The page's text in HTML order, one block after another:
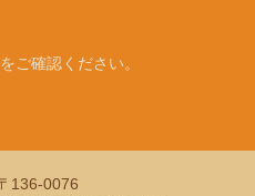
をご確認ください。
136-0076